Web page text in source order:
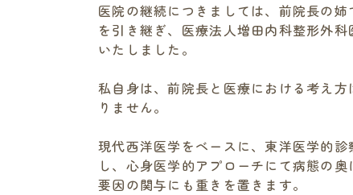
医院の継続につきましては、前院長の
を引き継ぎ、医療法人増田内科整形外
いたしました。
私自身は、前院長と医療における考え
りません。
現代西洋医学をベースに、東洋医学的
し、心身医学的アプローチにて病態の
要因の関与にも重きを置きます。